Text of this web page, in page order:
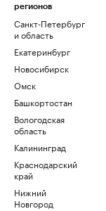
регионов
Санкт-Петербург
и область
Екатеринбург
Новосибирск
Омск
Башкортостан
Вологодская
область
Калининград
Краснодарский
край
Нижний
Новгород